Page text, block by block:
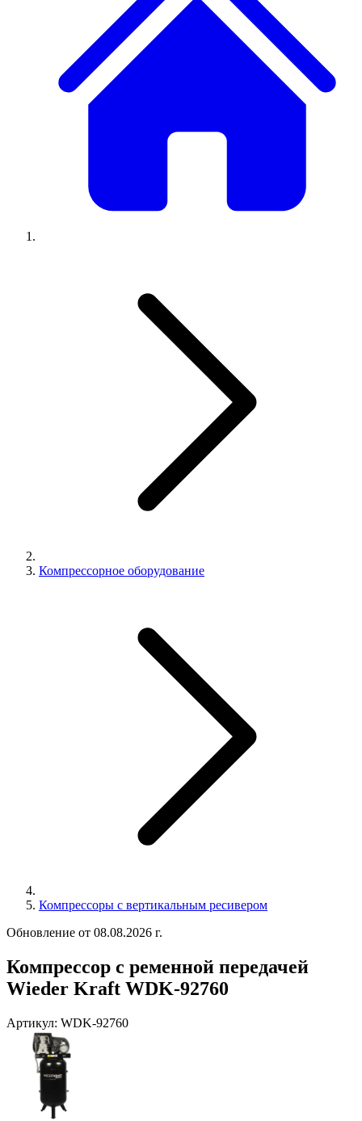
Компрессорное оборудование
Компрессоры с вертикальным ресивером
Обновление от 08.08.2026 г.
Компрессор с ременной передачей
Wieder Kraft WDK-92760
Артикул: WDK-92760